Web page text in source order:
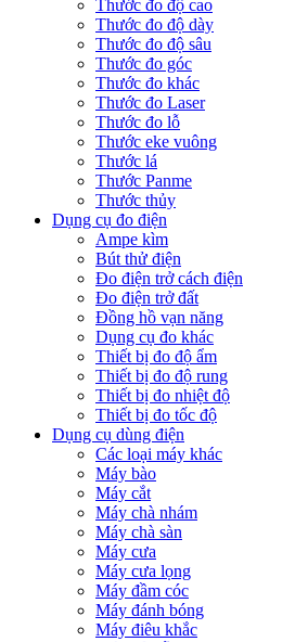
Thước đo độ cao
Thước đo độ dày
Thước đo độ sâu
Thước đo góc
Thước đo khác
Thước đo Laser
Thước đo lỗ
Thước eke vuông
Thước lá
Thước Panme
Thước thủy
Dụng cụ đo điện
Ampe kìm
Bút thử điện
Đo điện trở cách điện
Đo điện trở đất
Đồng hồ vạn năng
Dụng cụ đo khác
Thiết bị đo độ ẩm
Thiết bị đo độ rung
Thiết bị đo nhiệt độ
Thiết bị đo tốc độ
Dụng cụ dùng điện
Các loại máy khác
Máy bào
Máy cắt
Máy chà nhám
Máy chà sàn
Máy cưa
Máy cưa lọng
Máy đầm cóc
Máy đánh bóng
Máy điêu khắc